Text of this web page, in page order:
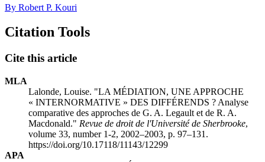
By Robert P. Kouri
Citation Tools
Cite this article
MLA
Lalonde, Louise. "LA MÉDIATION, UNE APPROCHE
« INTERNORMATIVE » DES DIFFÉRENDS ? Analyse
comparative des approches de G. A. Legault et de R. A.
Macdonald." Revue de droit de l'Université de Sherbrooke,
volume 33, number 1-2, 2002–2003, p. 97–131.
https://doi.org/10.17118/11143/12299
APA